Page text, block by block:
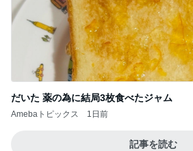
だいた 薬の為に結局3枚食べたジャム
Amebaトピックス 1日前
記事を読む